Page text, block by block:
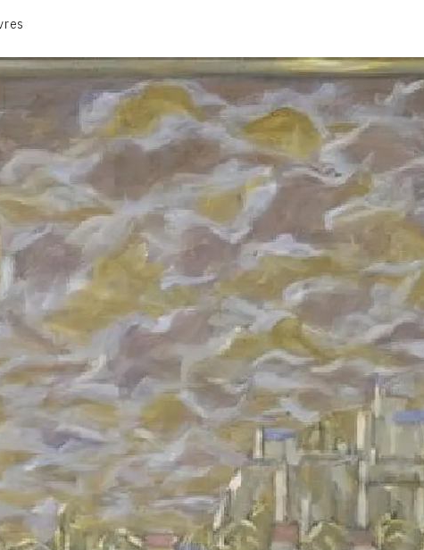
VOL. 2 : LES GOUACHES
VOL. 3 : CRAYONS DE COULEUR ET FUSAINS
CONTACT